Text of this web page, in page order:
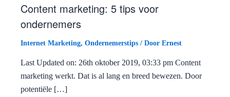
Content marketing: 5 tips voor
ondernemers
Internet Marketing, Ondernemerstips / Door Ernest
Last Updated on: 26th oktober 2019, 03:33 pm Content
marketing werkt. Dat is al lang en breed bewezen. Door
potentiële […]